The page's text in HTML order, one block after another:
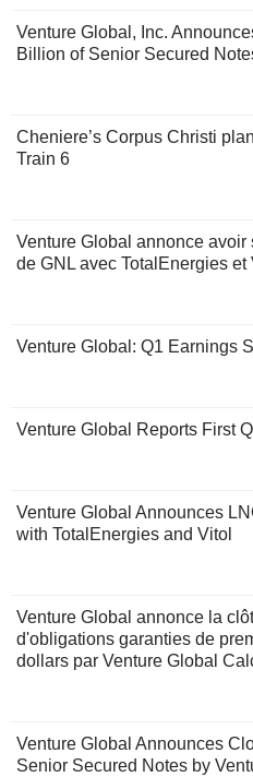
Venture Global, Inc.
Billion of Senior Secured
Cheniere’s Corpus Christi
Train 6
Venture Global annonce avoir
de GNL avec TotalEnergies et
Venture Global: Q1 Earnings
Venture Global Reports First
Venture Global Announces
with TotalEnergies and Vitol
Venture Global annonce la
d'obligations garanties de
dollars par Venture Global
Venture Global Announces
Senior Secured Notes by